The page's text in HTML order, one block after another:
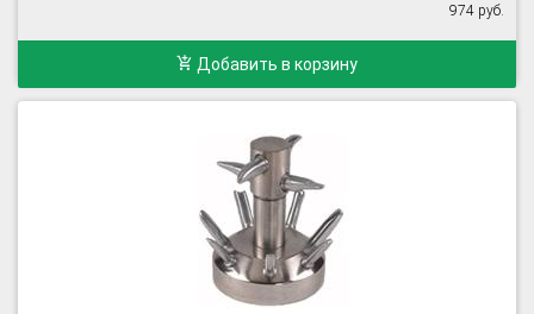
974 руб.
Добавить в корзину